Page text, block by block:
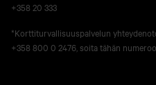
+358 20 333
*Korttiturvallisuuspalvelun
+358 800 0 2476, soita tähän